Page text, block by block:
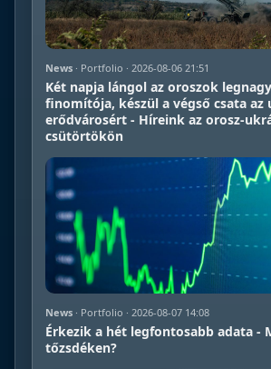
News · Portfolio · 2026-08-06 21:51
Két napja lángol az oroszok
finomítója, készül a végső csata az
erődvárosért - Híreink az orosz-
csütörtökön
News · Portfolio · 2026-08-07 14:08
Érkezik a hét legfontosabb adata -
tőzsdéken?